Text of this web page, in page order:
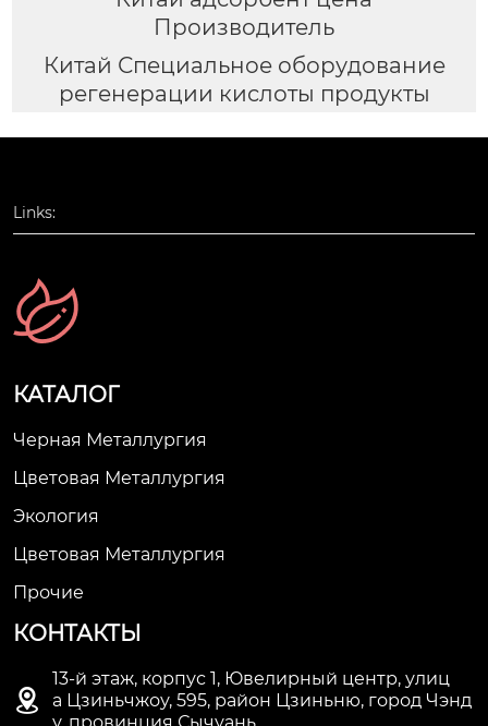
Производитель
Китай Специальное оборудование
регенерации кислоты продукты
Links:
КАТАЛОГ
Черная Металлургия
Цветовая Металлургия
Экология
Цветовая Металлургия
Прочие
КОНТАКТЫ

13-й этаж, корпус 1, Ювелирный центр, улиц
а Цзиньчжоу, 595, район Цзиньню, город Чэнд